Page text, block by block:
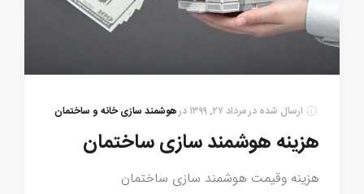
ارسال شده درمرداد ۲۷, ۱۳۹۹ درهوشمند سازی خانه و ساختمان
هزینه هوشمند سازی ساختمان
هزینه وقیمت هوشمند سازی ساختمان